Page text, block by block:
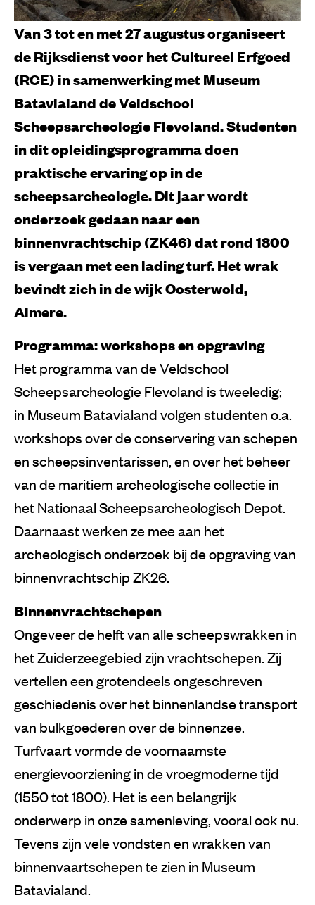
Van 3 tot en met 27 augustus organiseert
de Rijksdienst voor het Cultureel Erfgoed
(RCE) in samenwerking met Museum
Batavialand de Veldschool
Scheepsarcheologie Flevoland. Studenten
in dit opleidingsprogramma doen
praktische ervaring op in de
scheepsarcheologie. Dit jaar wordt
onderzoek gedaan naar een
binnenvrachtschip (ZK46) dat rond 1800
is vergaan met een lading turf. Het wrak
bevindt zich in de wijk Oosterwold,
Almere.
Programma: workshops en opgraving
Het programma van de Veldschool
Scheepsarcheologie Flevoland is tweeledig;
in Museum Batavialand volgen studenten o.a.
workshops over de conservering van schepen
en scheepsinventarissen, en over het beheer
van de maritiem archeologische collectie in
het Nationaal Scheepsarcheologisch Depot.
Daarnaast werken ze mee aan het
archeologisch onderzoek bij de opgraving van
binnenvrachtschip ZK26.
Binnenvrachtschepen
Ongeveer de helft van alle scheepswrakken in
het Zuiderzeegebied zijn vrachtschepen. Zij
vertellen een grotendeels ongeschreven
geschiedenis over het binnenlandse transport
van bulkgoederen over de binnenzee.
Turfvaart vormde de voornaamste
energievoorziening in de vroegmoderne tijd
(1550 tot 1800). Het is een belangrijk
onderwerp in onze samenleving, vooral ook nu.
Tevens zijn vele vondsten en wrakken van
binnenvaartschepen te zien in Museum
Batavialand.